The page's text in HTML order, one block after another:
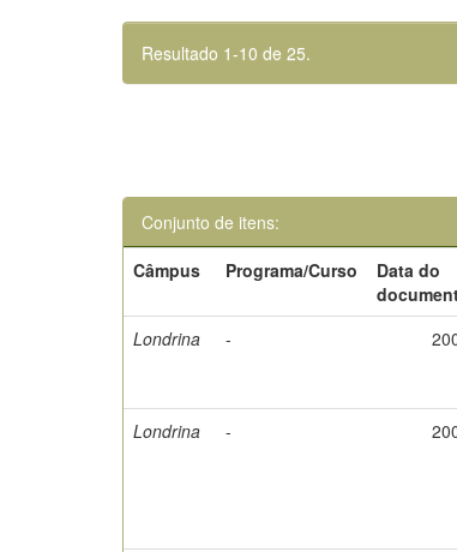
Resultado 1-10 de 25.
Conjunto de itens:
Câmpus
Programa/Curso
Data do
Londrina -
Londrina -